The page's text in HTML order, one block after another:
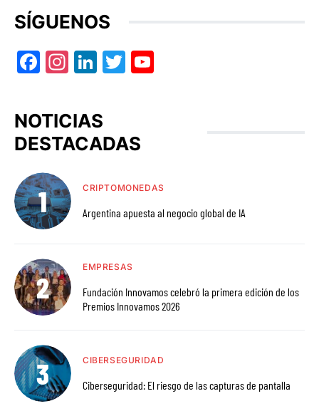
SÍGUENOS
Facebook
Instagram
LinkedIn
Twitter
NOTICIAS
DESTACADAS
CRIPTOMONEDAS
Argentina apuesta al negocio global de IA
EMPRESAS
Fundación Innovamos celebró la primera edición de los
Premios Innovamos 2026
CIBERSEGURIDAD
Ciberseguridad: El riesgo de las capturas de pantalla